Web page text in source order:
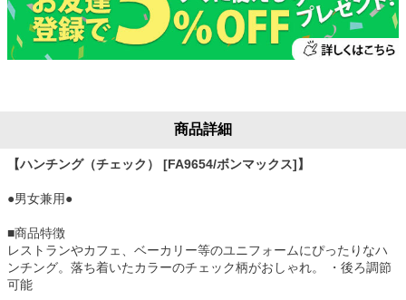
商品詳細
【ハンチング（チェック） [FA9654/ボンマックス]】
●男女兼用●
■商品特徴
レストランやカフェ、ベーカリー等のユニフォームにぴったりなハ
ンチング。落ち着いたカラーのチェック柄がおしゃれ。 ・後ろ調節
可能